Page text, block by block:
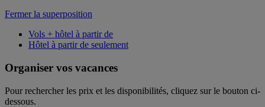
Fermer la superposition
Vols + hôtel à partir de
Hôtel à partir de seulement
Organiser vos vacances
Pour rechercher les prix et les disponibilités, cliquez sur le bouton ci-
dessous.